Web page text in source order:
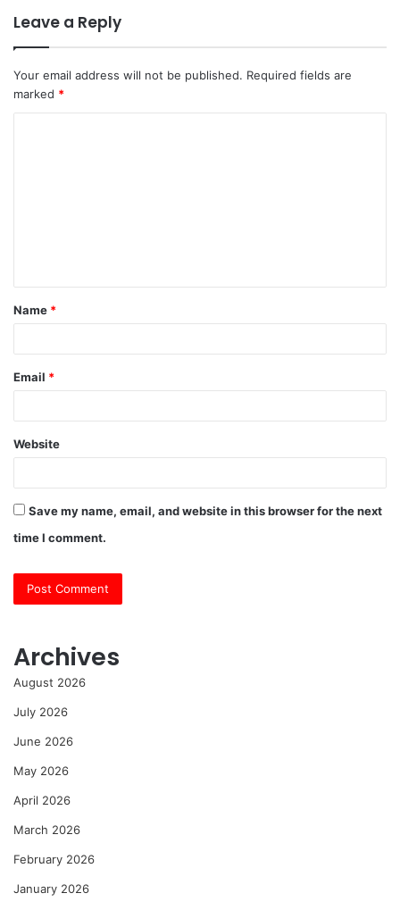
Leave a Reply
Your email address will not be published. Required fields are
marked *
t
*
Name *
Email *
Website
Save my name, email, and website in this browser for the next
time I comment.
Archives
August 2026
July 2026
June 2026
May 2026
April 2026
March 2026
February 2026
January 2026